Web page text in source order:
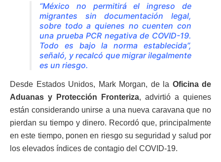
“México no permitirá el ingreso de
migrantes sin documentación legal,
sobre todo a quienes no cuenten con
una prueba PCR negativa de COVID-19.
Todo es bajo la norma establecida”,
señaló, y recalcó que migrar ilegalmente
es un riesgo.
Desde Estados Unidos, Mark Morgan, de la Oficina de
Aduanas y Protección Fronteriza, advirtió a quienes
están considerando unirse a una nueva caravana que no
pierdan su tiempo y dinero. Recordó que, principalmente
en este tiempo, ponen en riesgo su seguridad y salud por
los elevados índices de contagio del COVID-19.